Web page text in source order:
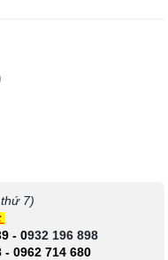
7)
- 0932 196 898
- 0962 714 680